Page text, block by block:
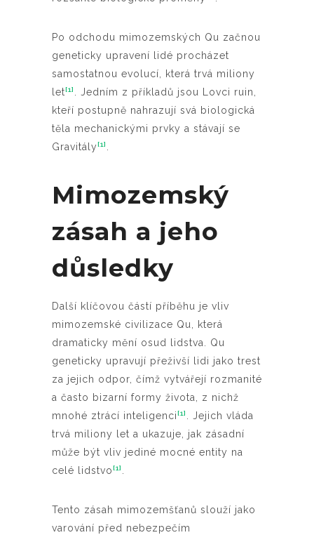
Po odchodu mimozemských Qu začnou
geneticky upravení lidé procházet
samostatnou evolucí, která trvá miliony
let[1]
. Jedním z příkladů jsou Lovci ruin,
kteří postupně nahrazují svá biologická
těla mechanickými prvky a stávají se
Gravitály[1]
Mimozemský
zásah a jeho
důsledky
Další klíčovou částí příběhu je vliv
mimozemské civilizace Qu, která
dramaticky mění osud lidstva. Qu
geneticky upravují přeživší lidi jako trest
za jejich odpor, čímž vytvářejí rozmanité
a často bizarní formy života, z nichž
mnohé ztrácí inteligenci[1]
. Jejich vláda
trvá miliony let a ukazuje, jak zásadní
může být vliv jediné mocné entity na
celé lidstvo[1]
Tento zásah mimozemšťanů slouží jako
varování před nebezpečím